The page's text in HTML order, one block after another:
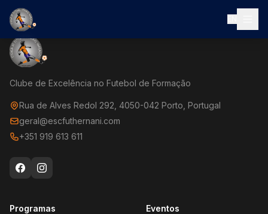
Clube de Excelência no Futebol de Formação
Rua de Alves Redol 292, 4050-042 Porto, Portugal
geral@escfuthernani.com
+351 919 613 611
Programas Eventos